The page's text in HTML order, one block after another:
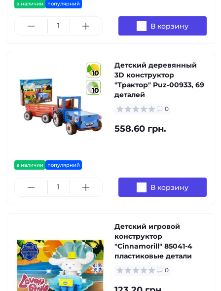
в наличии популярний
В корзину
10
10
в наличии популярний
Детский деревянный
3D конструктор
"Трактор" Puz-00933, 69
деталей
0
558.60 грн.
В корзину
Детский игровой
конструктор
"Cinnamorill" 85041-4
пластиковые детали
0